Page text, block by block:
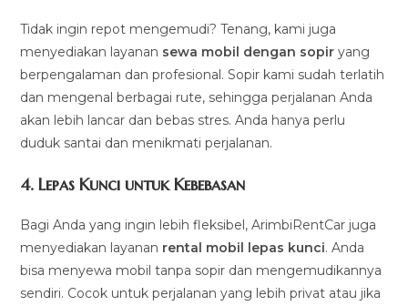
Tidak ingin repot mengemudi? Tenang, kami juga
menyediakan layanan sewa mobil dengan sopir yang
berpengalaman dan profesional. Sopir kami sudah terlatih
dan mengenal berbagai rute, sehingga perjalanan Anda
akan lebih lancar dan bebas stres. Anda hanya perlu
duduk santai dan menikmati perjalanan.
4.Lepas Kunci untuk Kebebasan
Bagi Anda yang ingin lebih fleksibel, ArimbiRentCar juga
menyediakan layanan rental mobil lepas kunci. Anda
bisa menyewa mobil tanpa sopir dan mengemudikannya
sendiri. Cocok untuk perjalanan yang lebih privat atau jika